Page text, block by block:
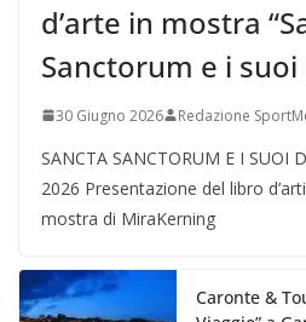
d’arte in mostra
Sanctorum e i suoi
30 Giugno 2026 Redazione
SANCTA SANCTORUM E I SUOI
2026 Presentazione del libro
mostra di MiraKerning
Caronte &